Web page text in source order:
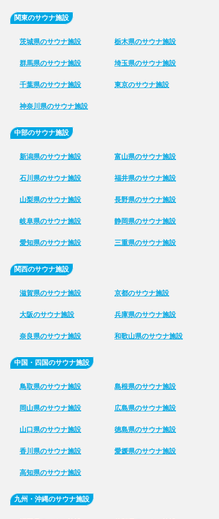
関東のサウナ施設
茨城県のサウナ施設 栃木県のサウナ施設
群馬県のサウナ施設 埼玉県のサウナ施設
千葉県のサウナ施設 東京のサウナ施設
神奈川県のサウナ施設
中部のサウナ施設
新潟県のサウナ施設 富山県のサウナ施設
石川県のサウナ施設 福井県のサウナ施設
山梨県のサウナ施設 長野県のサウナ施設
岐阜県のサウナ施設 静岡県のサウナ施設
愛知県のサウナ施設 三重県のサウナ施設
関西のサウナ施設
滋賀県のサウナ施設 京都のサウナ施設
大阪のサウナ施設 兵庫県のサウナ施設
奈良県のサウナ施設 和歌山県のサウナ施設
中国・四国のサウナ施設
鳥取県のサウナ施設 島根県のサウナ施設
岡山県のサウナ施設 広島県のサウナ施設
山口県のサウナ施設 徳島県のサウナ施設
香川県のサウナ施設 愛媛県のサウナ施設
高知県のサウナ施設
九州・沖縄のサウナ施設